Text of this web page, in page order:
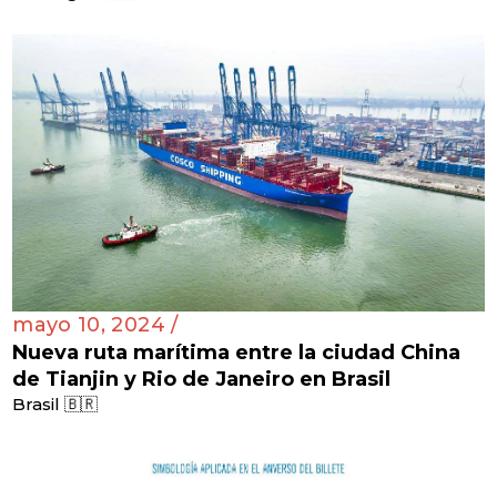
mayo 10, 2024 /
Nueva ruta marítima entre la ciudad China
de Tianjin y Rio de Janeiro en Brasil
Brasil 🇧🇷